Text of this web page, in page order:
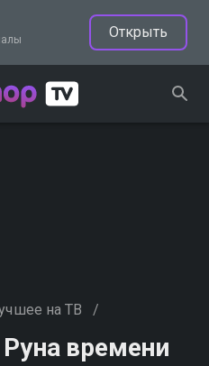
Открыть
на ТВ /
времени